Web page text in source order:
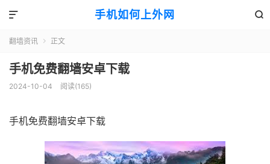
手机如何上外网 

翻墙资讯  正文
手机免费翻墙安卓下载
2024-10-04 阅读(165)
手机免费翻墙安卓下载